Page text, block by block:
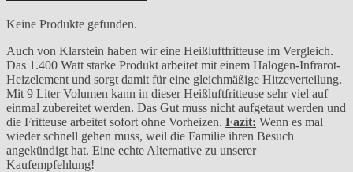
Keine Produkte gefunden.
Auch von Klarstein haben wir eine Heißluftfritteuse im Vergleich.
Das 1.400 Watt starke Produkt arbeitet mit einem Halogen-Infrarot-
Heizelement und sorgt damit für eine gleichmäßige Hitzeverteilung.
Mit 9 Liter Volumen kann in dieser Heißluftfritteuse sehr viel auf
einmal zubereitet werden. Das Gut muss nicht aufgetaut werden und
die Fritteuse arbeitet sofort ohne Vorheizen. Fazit: Wenn es mal
wieder schnell gehen muss, weil die Familie ihren Besuch
angekündigt hat. Eine echte Alternative zu unserer
Kaufempfehlung!